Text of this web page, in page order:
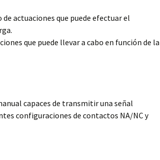
actuaciones que puede efectuar el
que puede llevar a cabo en función de la
capaces de transmitir una señal
configuraciones de contactos NA/NC y